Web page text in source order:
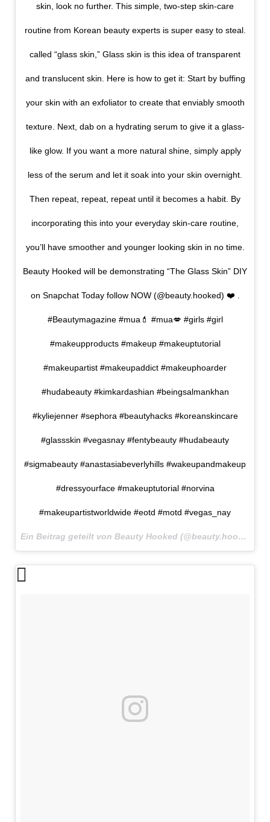
skin, look no further. This simple, two-step skin-care
routine from Korean beauty experts is super easy to steal.
called “glass skin,” Glass skin is this idea of transparent
and translucent skin. Here is how to get it: Start by buffing
your skin with an exfoliator to create that enviably smooth
texture. Next, dab on a hydrating serum to give it a glass-
like glow. If you want a more natural shine, simply apply
less of the serum and let it soak into your skin overnight.
Then repeat, repeat, repeat until it becomes a habit. By
incorporating this into your everyday skin-care routine,
you’ll have smoother and younger looking skin in no time.
Beauty Hooked will be demonstrating “The Glass Skin” DIY
on Snapchat Today follow NOW (@beauty.hooked) ❤️ .
#Beautymagazine #mua💄 #mua💋 #girls #girl
#makeupproducts #makeup #makeuptutorial
#makeupartist #makeupaddict #makeuphoarder
#hudabeauty #kimkardashian #beingsalmankhan
#kyliejenner #sephora #beautyhacks #koreanskincare
#glassskin #vegasnay #fentybeauty #hudabeauty
#sigmabeauty #anastasiabeverlyhills #wakeupandmakeup
#dressyourface #makeuptutorial #norvina
#makeupartistworldwide #eotd #motd #vegas_nay
Ein Beitrag geteilt von Beauty Hooked (@beauty.hooked) am